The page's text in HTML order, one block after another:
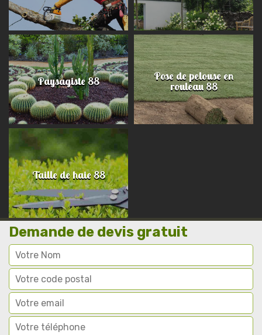
Paysagiste 88 Pose de pelouse en
rouleau 88
Taille de haie 88
Demande de devis gratuit